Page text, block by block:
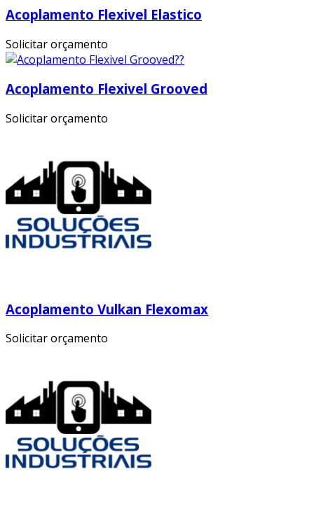
Acoplamento Flexivel Elastico
Solicitar orçamento
Acoplamento Flexivel Grooved
Solicitar orçamento
Acoplamento Vulkan Flexomax
Solicitar orçamento